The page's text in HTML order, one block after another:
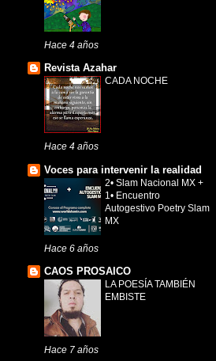
Hace 4 años
Revista Azahar
CADA NOCHE
Hace 4 años
Voces para intervenir la realidad
2• Slam Nacional MX +
1• Encuentro
Autogestivo Poetry Slam
MX
Hace 6 años
CAOS PROSAICO
LA POESÍA TAMBIÉN
EMBISTE
Hace 7 años